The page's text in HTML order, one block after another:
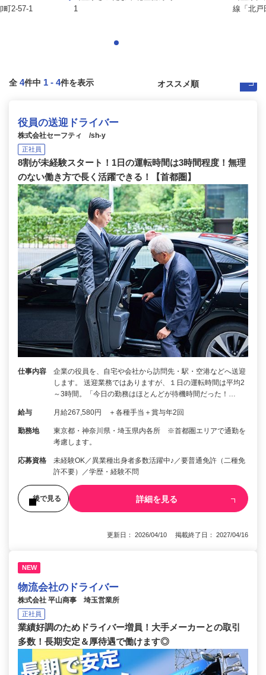
町2-57-1
1
線「北戸
全 4件中 1 - 4件を表示
役員の送迎ドライバー
株式会社セーフティ /sh-y
正社員
8割が未経験スタート！1日の運転時間は3時間程度！無理
のない働き方で長く活躍できる！【首都圏】
仕事内容
企業の役員を、自宅や会社から訪問先・駅・空港などへ送迎
します。 送迎業務ではありますが、１日の運転時間は平均2
～3時間。「今日の勤務はほとんどが待機時間だった！…
給与 月給267,580円 ＋各種手当＋賞与年2回
勤務地
東京都・神奈川県・埼玉県内各所 ※首都圏エリアで通勤を
考慮します。
応募資格
未経験OK／異業種出身者多数活躍中♪／要普通免許（二種免
許不要）／学歴・経験不問
後で見る 詳細を見る
更新日： 2026/04/10 掲載終了日： 2027/04/16
NEW
物流会社のドライバー
株式会社 平山商事 埼玉営業所
正社員
業績好調のためドライバー増員！大手メーカーとの取引
多数！長期安定＆厚待遇で働けます◎